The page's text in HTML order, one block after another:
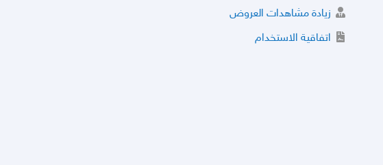
زيادة مشاهدات العروض
اتفاقية الاستخدام